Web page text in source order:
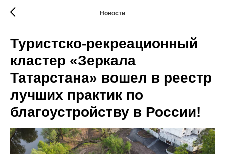
Новости
Туристско-рекреационный
кластер «Зеркала
Татарстана» вошел в реестр
лучших практик по
благоустройству в России!